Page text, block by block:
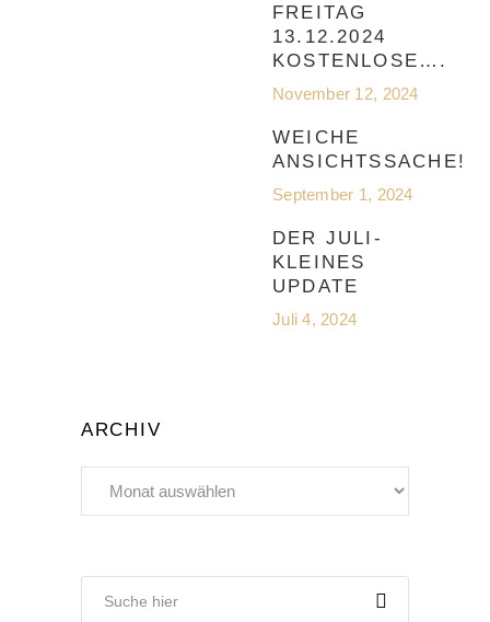
FREITAG
13.12.2024
KOSTENLOSE….
November 12, 2024
WEICHE
ANSICHTSSACHE!
September 1, 2024
DER JULI-
KLEINES
UPDATE
Juli 4, 2024
ARCHIV
Archiv